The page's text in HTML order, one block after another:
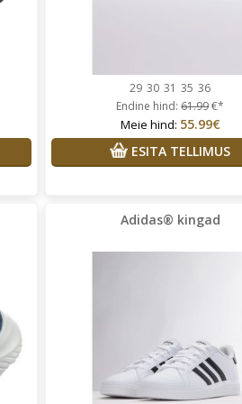
sain oma raha ilusti kiirelt
29 30 31 35 36
Endine hind:61.99€*
Meie hind: 55.99€
ESITA TELLIMUS
Adidas® kingad